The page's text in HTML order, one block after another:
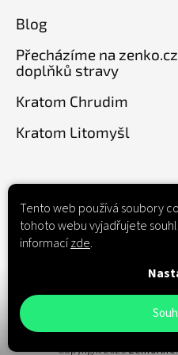
Tento web používá soubory
tohoto webu vyjadřujete
informacízde.
Blog
Přecházíme na
doplňků stravy
Kratom Chrudim
Kratom Litomyšl
Obchodní podmínky
Podmínky ochrany osobních údajů
Copyright 2026Zenforlife